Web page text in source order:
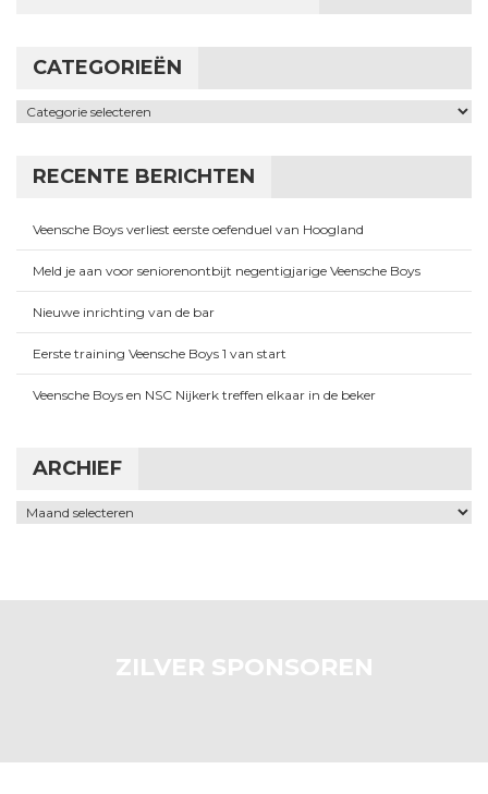
CATEGORIEËN
Categorieën
RECENTE BERICHTEN
Veensche Boys verliest eerste oefenduel van Hoogland
Meld je aan voor seniorenontbijt negentigjarige Veensche Boys
Nieuwe inrichting van de bar
Eerste training Veensche Boys 1 van start
Veensche Boys en NSC Nijkerk treffen elkaar in de beker
ARCHIEF
Archief
ZILVER SPONSOREN